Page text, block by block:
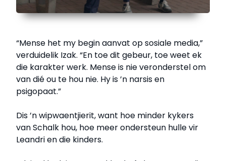
“Mense het my begin aanvat op sosiale media,”
verduidelik Izak. “En toe dit gebeur, toe weet ek
die karakter werk. Mense is nie veronderstel om
van dié ou te hou nie. Hy is ’n narsis en
psigopaat.”
Dis ’n wipwaentjierit, want hoe minder kykers
van Schalk hou, hoe meer ondersteun hulle vir
Leandri en die kinders.